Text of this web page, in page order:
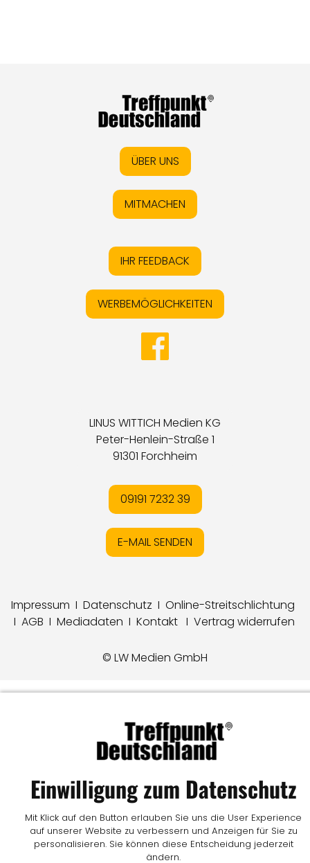
ÜBER UNS
MITMACHEN
IHR FEEDBACK
WERBEMÖGLICHKEITEN
LINUS WITTICH Medien KG
Peter-Henlein-Straße 1
91301 Forchheim
09191 7232 39
E-MAIL SENDEN
Impressum I Datenschutz I Online-Streitschlichtung
I AGB I Mediadaten I Kontakt I Vertrag widerrufen
© LW Medien GmbH
Einwilligung zum Datenschutz
Mit Klick auf den Button erlauben Sie uns die User Experience
auf unserer Website zu verbessern und Anzeigen für Sie zu
personalisieren. Sie können diese Entscheidung jederzeit
ändern.